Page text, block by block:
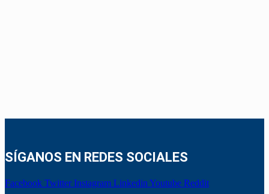
SÍGANOS EN REDES SOCIALES
Facebook Twitter Instagram Linkedin Youtube Reddit